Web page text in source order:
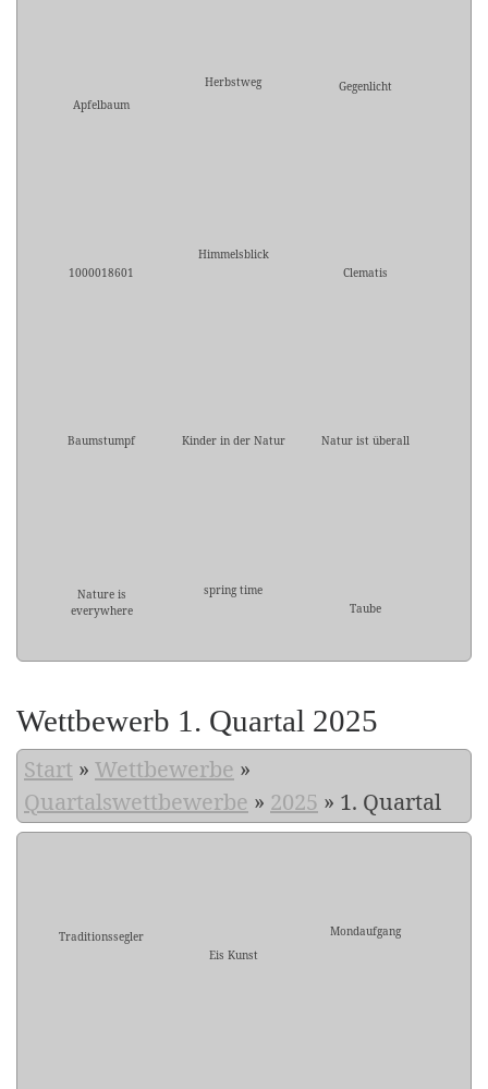
Apfelbaum
Herbstweg Gegenlicht
1000018601
Himmelsblick
Clematis
Baumstumpf Kinder in der Natur Natur ist überall
Nature is
everywhere
spring time
Taube
Wettbewerb 1. Quartal 2025
Start » Wettbewerbe »
Quartalswettbewerbe » 2025 » 1. Quartal
Traditionssegler
Eis Kunst
Mondaufgang